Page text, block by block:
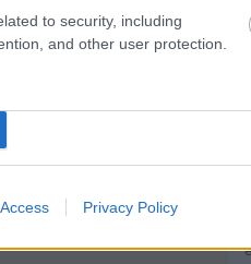
to security, including
and other user protection.
Privacy Policy